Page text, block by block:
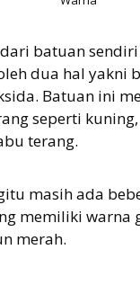
batuan
dua hal yakni
Batuan ini
seperti
terang.
masih ada
memiliki warna
merah.